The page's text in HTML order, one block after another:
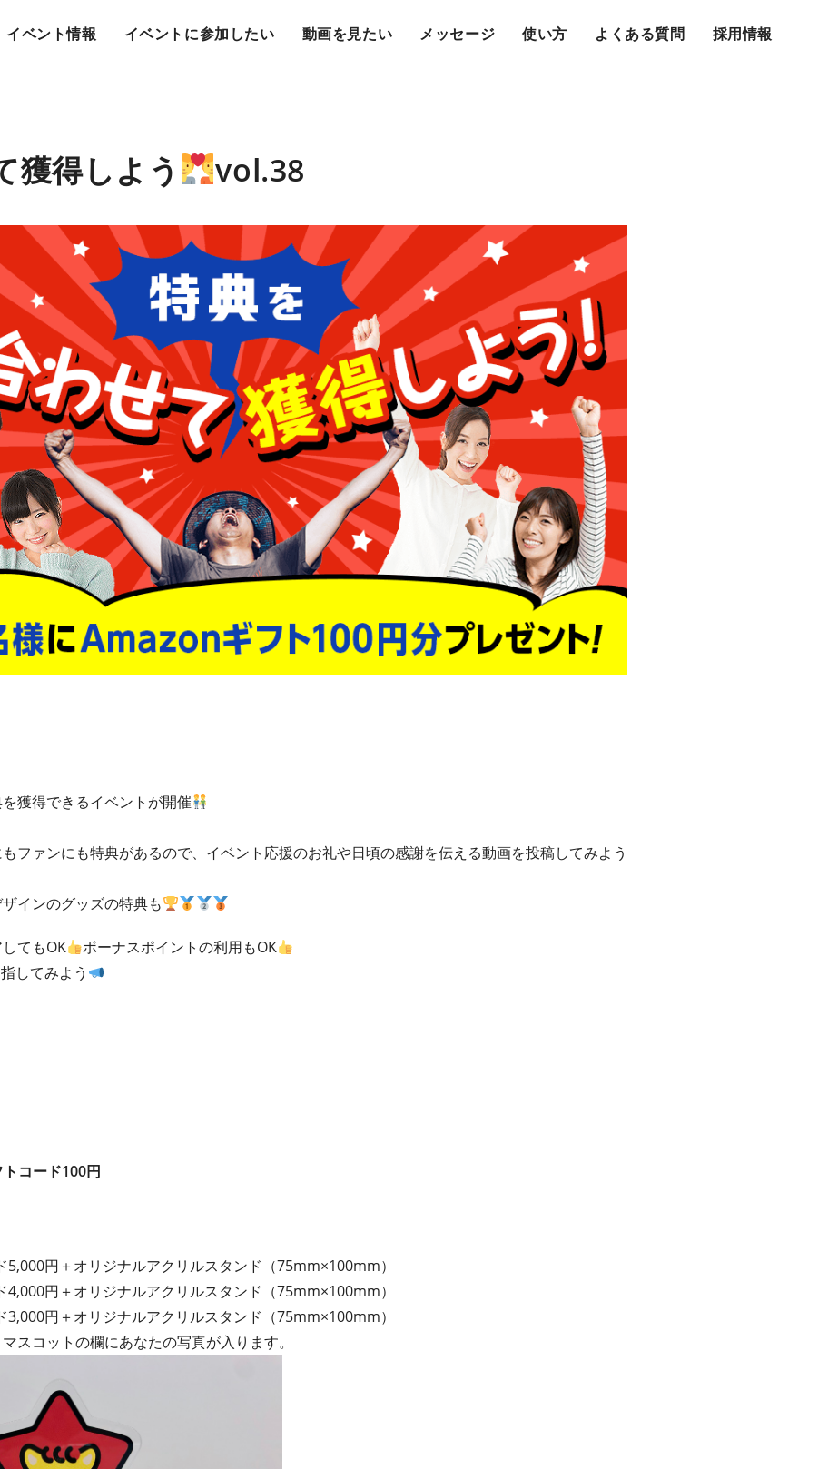
イベント情報 イベントに参加したい 動画を見たい メッセージ 使い方 よくある質問 採用情報
獲得しよう vol.38
獲得できるイベントが開催
ファンにも特典があるので、イベント応援のお礼や日頃の感謝を伝える動画を投稿してみよう
インのグッズの特典も
てもOK
ボーナスポイントの利用もOK
してみよう
コード100円
5,000円＋オリジナルアクリルスタンド（75mm×100mm）
4,000円＋オリジナルアクリルスタンド（75mm×100mm）
3,000円＋オリジナルアクリルスタンド（75mm×100mm）
スコットの欄にあなたの写真が入ります。